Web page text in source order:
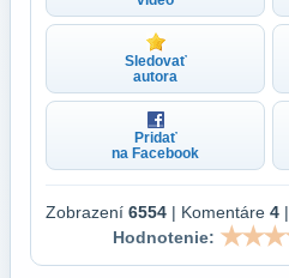
Sledovať
autora
Pridať
na Facebook
Zobrazení 6554 | Komentáre 4
Hodnotenie: